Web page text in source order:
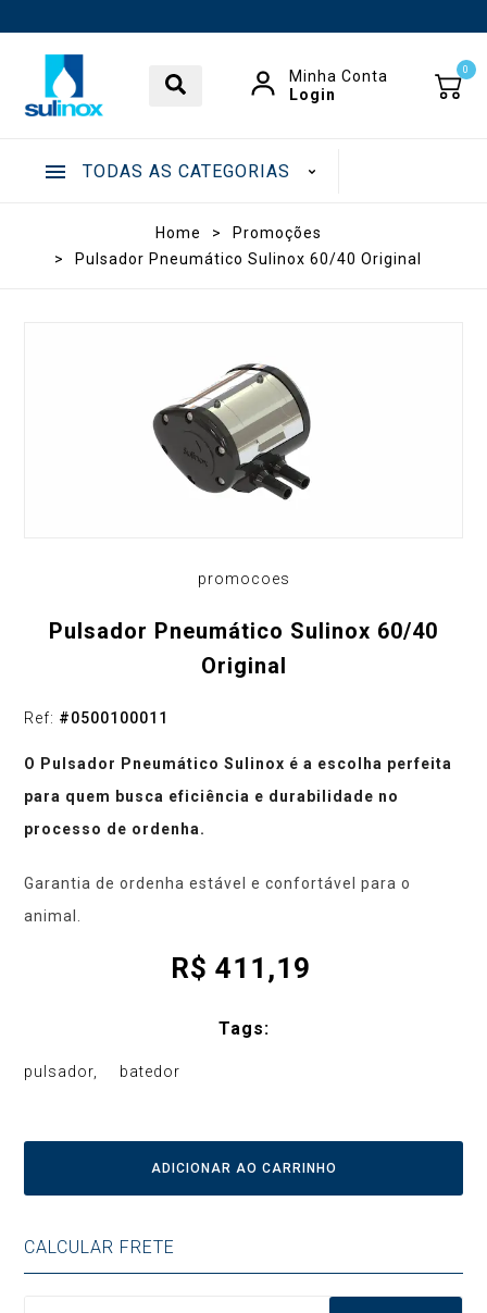
Minha Conta
Login
0
. TODAS AS CATEGORIAS
Home >
Promoções
>
Pulsador Pneumático Sulinox 60/40 Original
promocoes
Pulsador Pneumático Sulinox 60/40
Original
Ref: #0500100011
O Pulsador Pneumático Sulinox é a escolha perfeita
para quem busca eficiência e durabilidade no
processo de ordenha.
Garantia de ordenha estável e confortável para o
animal.
R$ 411,19
Tags:
pulsador batedor
ADICIONAR AO CARRINHO
CALCULAR FRETE